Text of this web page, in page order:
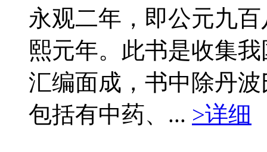
永观二年，即公元九
熙元年。此书是收集
汇编面成，书中除丹
包括有中药、... >详细